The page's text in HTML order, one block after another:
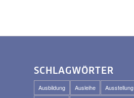
SCHLAGWÖRTER
Ausbildung Ausleihe
Ausstellung